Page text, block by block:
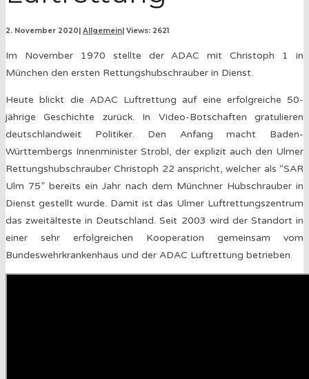
2. November 2020 Allgemein Views: 2621
Im November 1970 stellte der ADAC mit Christoph 1 in
München den ersten Rettungshubschrauber in Dienst.
Heute blickt die ADAC Luftrettung auf eine erfolgreiche 50-
jährige Geschichte zurück. In Video-Botschaften gratulieren
deutschlandweit Politiker. Den Anfang macht Baden-
Württembergs Innenminister Strobl, der explizit auch den Ulmer
Rettungshubschrauber Christoph 22 anspricht, welcher als “SAR
Ulm 75” bereits ein Jahr nach dem Münchner Hubschrauber in
Dienst gestellt wurde. Damit ist das Ulmer Luftrettungszentrum
das zweitälteste in Deutschland. Seit 2003 wird der Standort in
einer sehr erfolgreichen Kooperation gemeinsam vom
Bundeswehrkrankenhaus und der ADAC Luftrettung betrieben.